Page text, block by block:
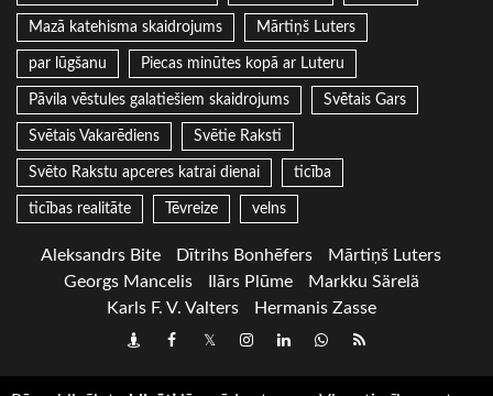
Mazā katehisma skaidrojums Mārtiņš Luters
par lūgšanu Piecas minūtes kopā ar Luteru
Pāvila vēstules galatiešiem skaidrojums Svētais Gars
Svētais Vakarēdiens Svētie Raksti
Svēto Rakstu apceres katrai dienai ticība
ticības realitāte Tēvreize velns
Aleksandrs Bite Dītrihs Bonhēfers
Mārtiņš Luters
Georgs Mancelis
Ilārs Plūme
Markku Särelä
Karls F. V. Valters
Hermanis Zasse
DraugiemFacebook
TwitterInstagram
LinkedInwhatsapp
RSS